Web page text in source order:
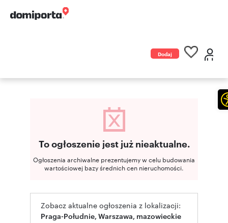
Dodaj
To ogłoszenie jest już nieaktualne.
Ogłoszenia archiwalne prezentujemy w celu budowania
wartościowej bazy średnich cen nieruchomości.
Zobacz aktualne ogłoszenia z lokalizacji:
Praga-Południe, Warszawa, mazowieckie